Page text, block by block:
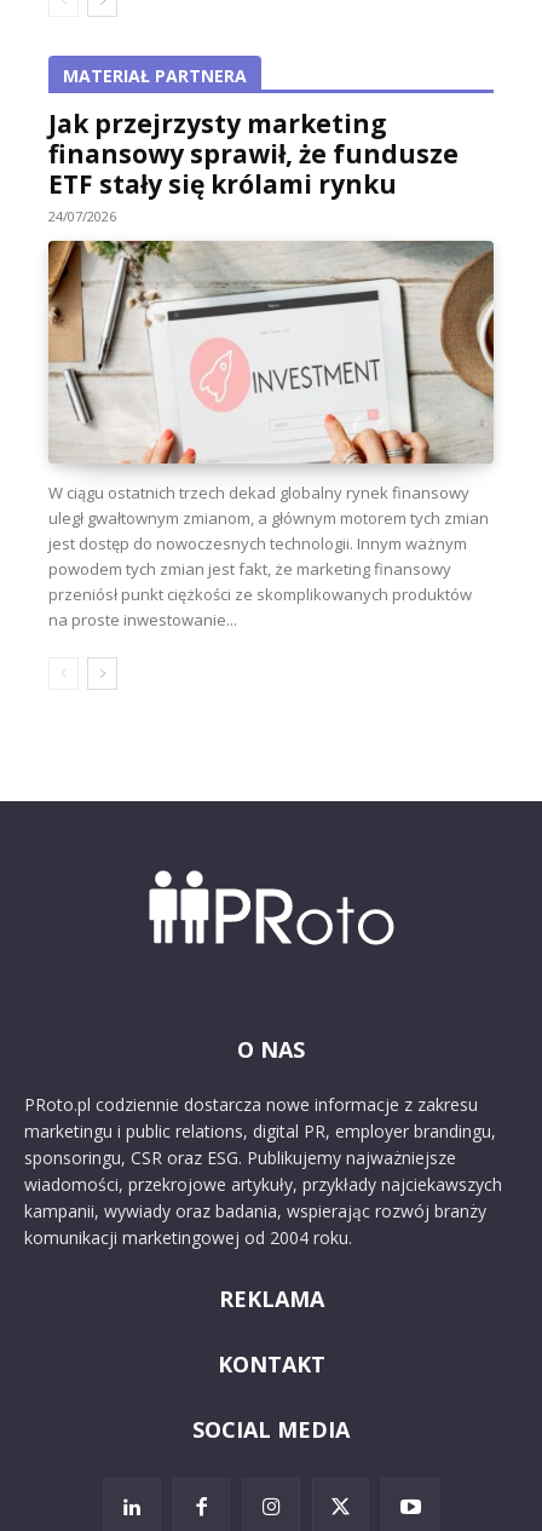
MATERIAŁ PARTNERA
Jak przejrzysty marketing
finansowy sprawił, że fundusze
ETF stały się królami rynku
24/07/2026
W ciągu ostatnich trzech dekad globalny rynek finansowy
uległ gwałtownym zmianom, a głównym motorem tych zmian
jest dostęp do nowoczesnych technologii. Innym ważnym
powodem tych zmian jest fakt, że marketing finansowy
przeniósł punkt ciężkości ze skomplikowanych produktów
na proste inwestowanie...
O NAS
PRoto.pl codziennie dostarcza nowe informacje z zakresu
marketingu i public relations, digital PR, employer brandingu,
sponsoringu, CSR oraz ESG. Publikujemy najważniejsze
wiadomości, przekrojowe artykuły, przykłady najciekawszych
kampanii, wywiady oraz badania, wspierając rozwój branży
komunikacji marketingowej od 2004 roku.
REKLAMA
KONTAKT
SOCIAL MEDIA